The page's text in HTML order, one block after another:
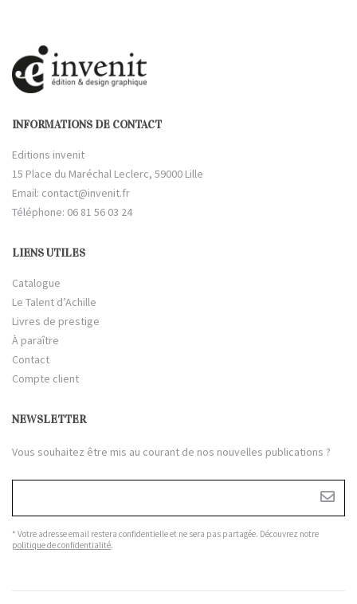
INFORMATIONS DE CONTACT
Editions invenit
15 Place du Maréchal Leclerc, 59000 Lille
Email: contact@invenit.fr
Téléphone: 06 81 56 03 24
LIENS UTILES
Catalogue
Le Talent d’Achille
Livres de prestige
À paraître
Contact
Compte client
NEWSLETTER
Vous souhaitez être mis au courant de nos nouvelles publications ?
* Votre adresse email restera confidentielle et ne sera pas partagée. Découvrez notre
politique de confidentialité.